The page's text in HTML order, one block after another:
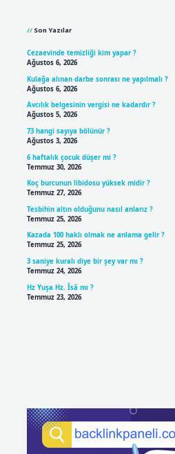
Son Yazılar
Cezaevinde temizliği kim yapar ?
Ağustos 6, 2026
Kulağa alınan darbe sonrası ne yapılmalı ?
Ağustos 6, 2026
Avcılık belgesinin vergisi ne kadardır ?
Ağustos 5, 2026
73 hangi sayıya bölünür ?
Ağustos 3, 2026
6 haftalık çocuk düşer mi ?
Temmuz 30, 2026
Koç burcunun libidosu yüksek midir ?
Temmuz 27, 2026
Tesbihin altın olduğunu nasıl anlarız ?
Temmuz 25, 2026
Kazada 100 haklı olmak ne anlama gelir ?
Temmuz 25, 2026
3 saniye kuralı diye bir şey var mı ?
Temmuz 24, 2026
Hz Yuşa Hz. Îsâ mı ?
Temmuz 23, 2026